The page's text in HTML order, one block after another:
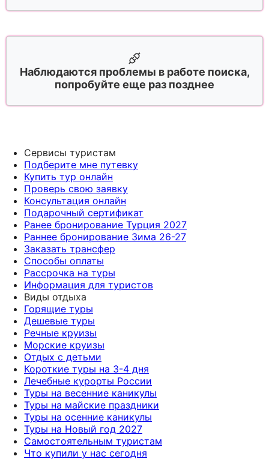
Наблюдаются проблемы в работе поиска,
попробуйте еще раз позднее
Сервисы туристам
Подберите мне путевку
Купить тур онлайн
Проверь свою заявку
Консультация онлайн
Подарочный сертификат
Ранее бронирование Турция 2027
Раннее бронирование Зима 26-27
Заказать трансфер
Способы оплаты
Рассрочка на туры
Информация для туристов
Виды отдыха
Горящие туры
Дешевые туры
Речные круизы
Морские круизы
Отдых с детьми
Короткие туры на 3-4 дня
Лечебные курорты России
Туры на весенние каникулы
Туры на майские праздники
Туры на осенние каникулы
Туры на Новый год 2027
Самостоятельным туристам
Что купили у нас сегодня